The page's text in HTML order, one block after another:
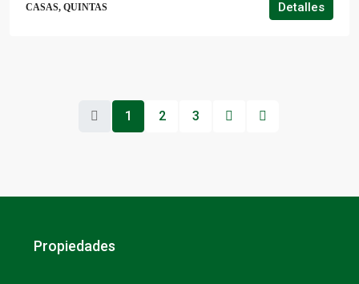
CASAS, QUINTAS Detalles
1 2 3
Propiedades